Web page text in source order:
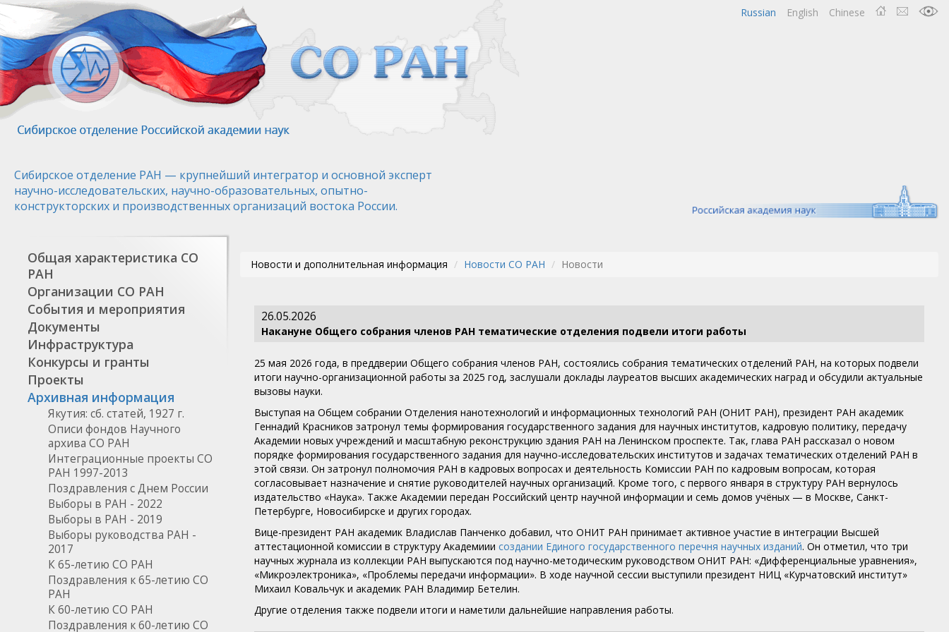
Перейти
основному
содержанию
Chinese
English
Russian
Сибирское отделение РАН — крупнейший интегратор и основной эксперт
научно-исследовательских, научно-образовательных, опытно-
конструкторских и производственных организаций востока России.
Общая характеристика СО
РАН
Организации СО РАН
События и мероприятия
Документы
Инфраструктура
Конкурсы и гранты
Проекты
Архивная информация
Якутия: сб. статей, 1927 г.
Описи фондов Научного
архива СО РАН
Интеграционные проекты СО
РАН 1997-2013
Поздравления с Днем России
Выборы в РАН - 2022
Выборы в РАН - 2019
Выборы руководства РАН -
2017
К 65-летию СО РАН
Поздравления к 65-летию СО
РАН
К 60-летию СО РАН
Поздравления к 60-летию СО
Новости и дополнительная информация Новости СО РАН Новости
26.05.2026
Накануне Общего собрания членов РАН тематические отделения подвели итоги работы
25 мая 2026 года, в преддверии Общего собрания членов РАН, состоялись собрания тематических отделений РАН, на которых подвели
итоги научно-организационной работы за 2025 год, заслушали доклады лауреатов высших академических наград и обсудили актуальные
вызовы науки.
Выступая на Общем собрании Отделения нанотехнологий и информационных технологий РАН (ОНИТ РАН), президент РАН академик
Геннадий Красников затронул темы формирования государственного задания для научных институтов, кадровую политику, передачу
Академии новых учреждений и масштабную реконструкцию здания РАН на Ленинском проспекте. Так, глава РАН рассказал о новом
порядке формирования государственного задания для научно-исследовательских институтов и задачах тематических отделений РАН в
этой связи. Он затронул полномочия РАН в кадровых вопросах и деятельность Комиссии РАН по кадровым вопросам, которая
согласовывает назначение и снятие руководителей научных организаций. Кроме того, с первого января в структуру РАН вернулось
издательство «Наука». Также Академии передан Российский центр научной информации и семь домов учёных — в Москве, Санкт-
Петербурге, Новосибирске и других городах.
Вице-президент РАН академик Владислав Панченко добавил, что ОНИТ РАН принимает активное участие в интеграции Высшей
аттестационной комиссии в структуру Академиии создании Единого государственного перечня научных изданий. Он отметил, что три
научных журнала из коллекции РАН выпускаются под научно-методическим руководством ОНИТ РАН: «Дифференциальные уравнения»,
«Микроэлектроника», «Проблемы передачи информации». В ходе научной сессии выступили президент НИЦ «Курчатовский институт»
Михаил Ковальчук и академик РАН Владимир Бетелин.
Другие отделения также подвели итоги и наметили дальнейшие направления работы.